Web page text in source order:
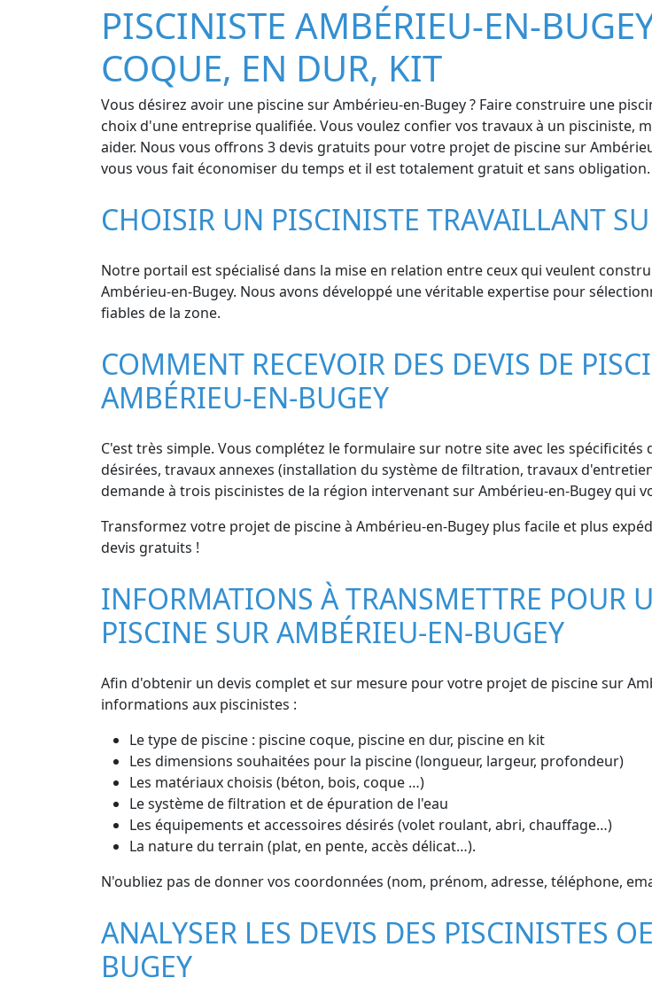
PISCINISTE AMBÉRIEU-EN-
COQUE, EN DUR, KIT
Vous désirez avoir une piscine sur Ambérieu-en-Bugey ? Faire construire une
choix d'une entreprise qualifiée. Vous voulez confier vos travaux à un pisciniste,
aider. Nous vous offrons 3 devis gratuits pour votre projet de piscine sur
vous vous fait économiser du temps et il est totalement gratuit et sans obligation.
CHOISIR UN PISCINISTE TRAVAILLANT
Notre portail est spécialisé dans la mise en relation entre ceux qui veulent
Ambérieu-en-Bugey. Nous avons développé une véritable expertise pour
fiables de la zone.
COMMENT RECEVOIR DES DEVIS DE
AMBÉRIEU-EN-BUGEY
C'est très simple. Vous complétez le formulaire sur notre site avec les
désirées, travaux annexes (installation du système de filtration, travaux
demande à trois piscinistes de la région intervenant sur Ambérieu-en-Bugey qui
Transformez votre projet de piscine à Ambérieu-en-Bugey plus facile et plus
devis gratuits !
INFORMATIONS À TRANSMETTRE POUR
PISCINE SUR AMBÉRIEU-EN-BUGEY
Afin d'obtenir un devis complet et sur mesure pour votre projet de piscine sur
informations aux piscinistes :
Le type de piscine : piscine coque, piscine en dur, piscine en kit
Les dimensions souhaitées pour la piscine (longueur, largeur, profondeur)
Les matériaux choisis (béton, bois, coque …)
Le système de filtration et de épuration de l'eau
Les équipements et accessoires désirés (volet roulant, abri, chauffage…)
La nature du terrain (plat, en pente, accès délicat…).
N'oubliez pas de donner vos coordonnées (nom, prénom, adresse, téléphone,
ANALYSER LES DEVIS DES PISCINISTES
BUGEY